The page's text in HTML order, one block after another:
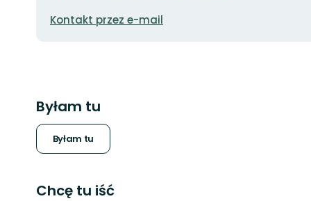
e-
Kontakt przez e-mail
Byłam tu
Byłam tu
Chcę tu iść